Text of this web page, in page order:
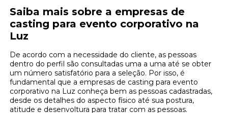
Saiba mais sobre a empresas de
casting para evento corporativo na
Luz
De acordo com a necessidade do cliente, as pessoas
dentro do perfil são consultadas uma a uma até se obter
um número satisfatório para a seleção. Por isso, é
fundamental que a empresas de casting para evento
corporativo na Luz conheça bem as pessoas cadastradas,
desde os detalhes do aspecto físico até sua postura,
atitude e desenvoltura para tratar com as pessoas.